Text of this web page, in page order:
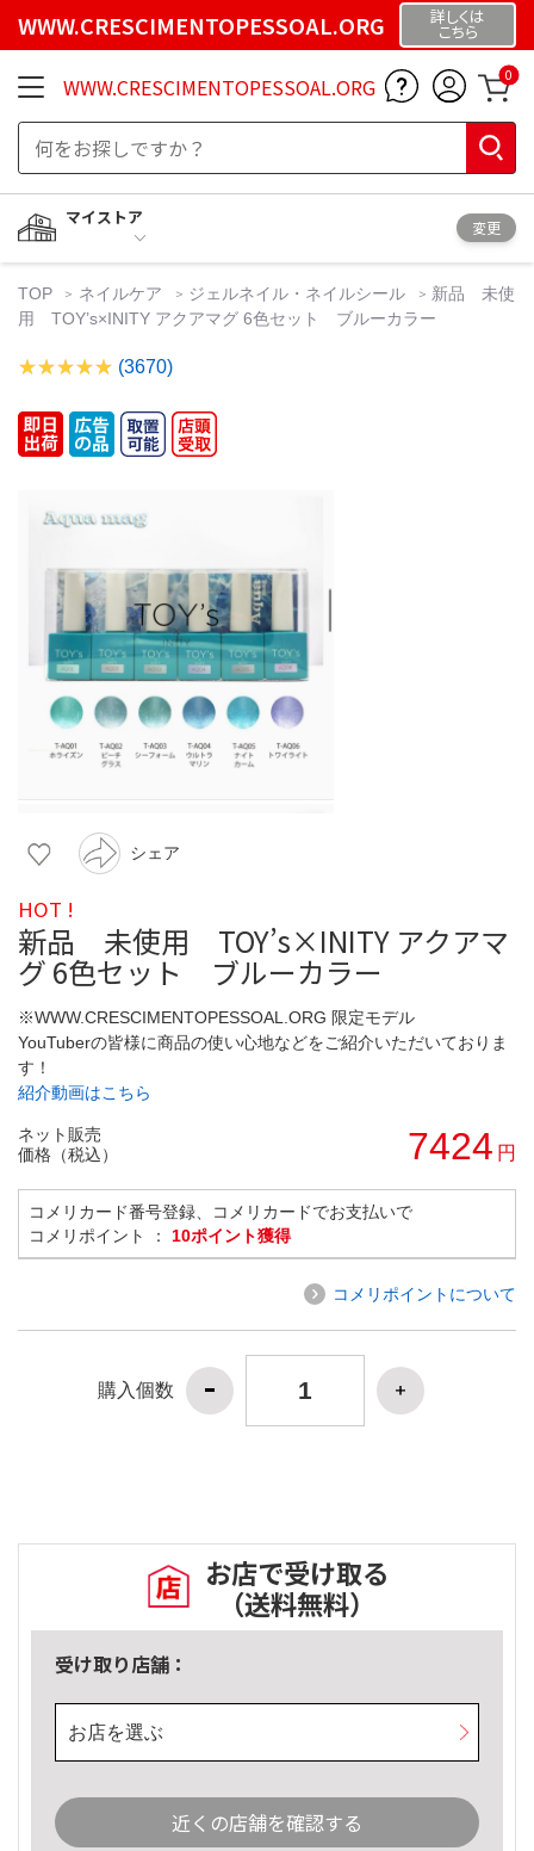
WWW.CRESCIMENTOPESSOAL.ORG 詳しくは
こちら
WWW.CRESCIMENTOPESSOAL.ORG 0
マイストア
変更
TOP ネイルケア ジェルネイル・ネイルシール
新品 未使
用 TOY’s×INITY アクアマグ 6色セット ブルーカラー
(3670)
シェア
HOT !
新品 未使用 TOY’s×INITY アクアマ
グ 6色セット ブルーカラー
※WWW.CRESCIMENTOPESSOAL.ORG 限定モデル
YouTuberの皆様に商品の使い心地などをご紹介いただいておりま
す！
紹介動画はこちら
ネット販売
価格（税込）
7424 円
コメリカード番号登録、コメリカードでお支払いで
コメリポイント ： 10ポイント獲得
コメリポイントについて
購入個数
お店で受け取る
（送料無料）
受け取り店舗：
お店を選ぶ
近くの店舗を確認する